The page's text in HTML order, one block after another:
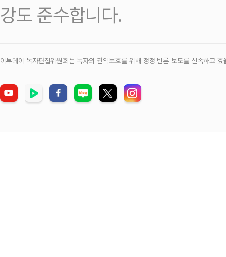
강도 준수합니다.
이투데이 독자편집위원회는 독자의 권익보호를 위해 정정‧반론 보도를 신속하고